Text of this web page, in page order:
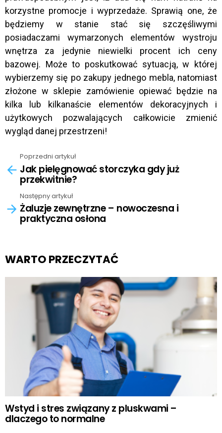
korzystne promocje i wyprzedaże. Sprawią one, że
będziemy w stanie stać się szczęśliwymi
posiadaczami wymarzonych elementów wystroju
wnętrza za jedynie niewielki procent ich ceny
bazowej. Może to poskutkować sytuacją, w której
wybierzemy się po zakupy jednego mebla, natomiast
złożone w sklepie zamówienie opiewać będzie na
kilka lub kilkanaście elementów dekoracyjnych i
użytkowych pozwalających całkowicie zmienić
wygląd danej przestrzeni!
more
Poprzedni artykuł
Jak pielęgnować storczyka gdy już
przekwitnie?
Następny artykuł
Żaluzje zewnętrzne – nowoczesna i
praktyczna osłona
WARTO PRZECZYTAĆ
Wstyd i stres związany z pluskwami –
dlaczego to normalne